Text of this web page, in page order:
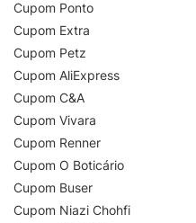
Cupom Ponto
Cupom Extra
Cupom Petz
Cupom AliExpress
Cupom C&A
Cupom Vivara
Cupom Renner
Cupom O Boticário
Cupom Buser
Cupom Niazi Chohfi